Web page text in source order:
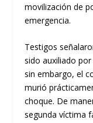
movilización de
emergencia.
Testigos
sido auxiliado
sin embargo, el
murió
choque. De
segunda víctima